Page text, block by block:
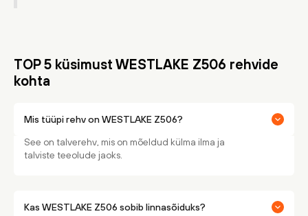
TOP 5 küsimust WESTLAKE Z506 rehvide
kohta
Mis tüüpi rehv on WESTLAKE Z506?
See on talverehv, mis on mõeldud külma ilma ja
talviste teeolude jaoks.
Kas WESTLAKE Z506 sobib linnasõiduks?